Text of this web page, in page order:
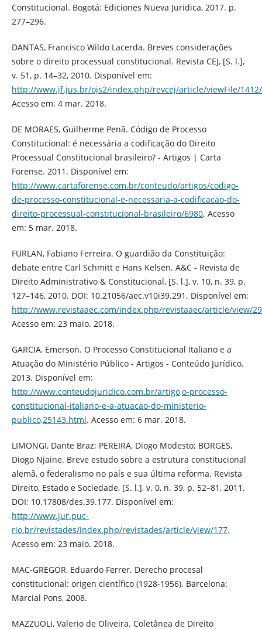
Constitucional. Bogotá: Ediciones Nueva Juridica, 2017. p.
277–296.
DANTAS, Francisco Wildo Lacerda. Breves considerações
sobre o direito processual constitucional. Revista CEJ, [S. l.],
v. 51, p. 14–32, 2010. Disponível em:
http://www.jf.jus.br/ojs2/index.php/revcej/article/viewFile/
Acesso em: 4 mar. 2018.
DE MORAES, Guilherme Penã. Código de Processo
Constitucional: é necessária a codificação do Direito
Processual Constitucional brasileiro? - Artigos | Carta
Forense. 2011. Disponível em:
http://www.cartaforense.com.br/conteudo/artigos/codigo-
de-processo-constitucional-e-necessaria-a-codificacao-do-
direito-processual-constitucional-brasileiro/6980. Acesso
em: 5 mar. 2018.
FURLAN, Fabiano Ferreira. O guardião da Constituição:
debate entre Carl Schmitt e Hans Kelsen. A&C - Revista de
Direito Administrativo & Constitucional, [S. l.], v. 10, n. 39, p.
127–146, 2010. DOI: 10.21056/aec.v10i39.291. Disponível em:
http://www.revistaaec.com/index.php/revistaaec/article/view/
Acesso em: 23 maio. 2018.
GARCIA, Emerson. O Processo Constitucional Italiano e a
Atuação do Ministério Público - Artigos - Conteúdo Jurídico.
2013. Disponível em:
http://www.conteudojuridico.com.br/artigo,o-processo-
constitucional-italiano-e-a-atuacao-do-ministerio-
publico,25143.html. Acesso em: 6 mar. 2018.
LIMONGI, Dante Braz; PEREIRA, Diogo Modesto; BORGES,
Diogo Njaine. Breve estudo sobre a estrutura constitucional
alemã, o federalismo no país e sua última reforma. Revista
Direito, Estado e Sociedade, [S. l.], v. 0, n. 39, p. 52–81, 2011.
DOI: 10.17808/des.39.177. Disponível em:
http://www.jur.puc-
rio.br/revistades/index.php/revistades/article/view/177.
Acesso em: 23 maio. 2018.
MAC-GREGOR, Eduardo Ferrer. Derecho procesal
constitucional: origen científico (1928-1956). Barcelona:
Marcial Pons, 2008.
MAZZUOLI, Valerio de Oliveira. Coletânea de Direito